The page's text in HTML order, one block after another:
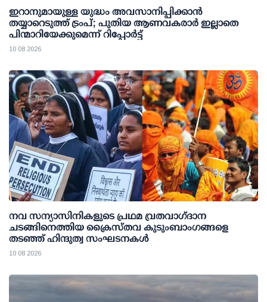
ഇറാനുമായുള്ള യുദ്ധം അവസാനിപ്പിക്കാൻ
തയ്യാറെടുത്ത് ട്രംപ്; പുതിയ ആണവകരാർ ഇല്ലാതെ
പിന്മാറിയേക്കുമെന്ന് റിപ്പോർട്ട്
10 08 2026
നവ സന്യാസിനികളുടെ പ്രഥമ വ്രതവാഗ്‌ദാന
ചടങ്ങിനെത്തിയ ക്രൈസ്തവ കുടുംബാംഗങ്ങളെ
തടഞ്ഞ് ഹിന്ദുത്വ സംഘടനകൾ
10 08 2026